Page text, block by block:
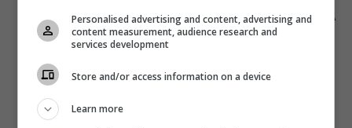
НОВЫЙ КАНАЛ НАЗВАЛ ДАТУ СТАРТА
ЧЕТВЕРТОГО СЕЗОНА «ТАЙНОГО АГЕНТА»
Personalised advertising and content, advertising and
content measurement, audience research and
services development
Store and/or access information on a device
Learn more